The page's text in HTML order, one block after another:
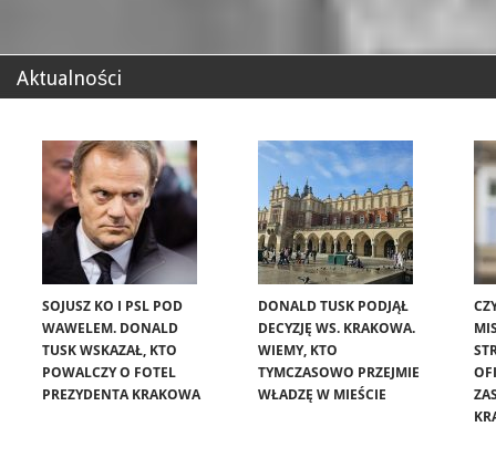
Aktualności
SOJUSZ KO I PSL POD
WAWELEM. DONALD
TUSK WSKAZAŁ, KTO
POWALCZY O FOTEL
PREZYDENTA KRAKOWA
DONALD TUSK PODJĄŁ
DECYZJĘ WS. KRAKOWA.
WIEMY, KTO
TYMCZASOWO PRZEJMIE
WŁADZĘ W MIEŚCIE